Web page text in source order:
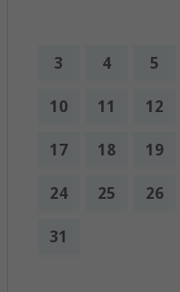
3 4 5
10 11 12
17 18 19
24 25 26
31